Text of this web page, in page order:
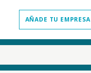
AÑADE TU EMPRESA